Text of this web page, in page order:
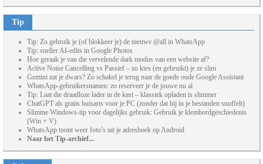
Tip
Tip: Zo gebruik je (of blokkeer je) de nieuwe @all in WhatsApp
Tip: sneller AI-edits in Google Photos
Hoe geraak je van die vervelende dark modus van een website af?
Active Noise Cancelling vs Passief – zo kies (en gebruikt) je ze slim
Gemini zat je dwars? Zo schakel je terug naar de goede oude Google Assistant
WhatsApp-gebruikersnamen: zo reserveer je de jouwe nu al
Tip: Laat die draadloze lader in de kast – klassiek opladen is slimmer
ChatGPT als gratis huisarts voor je PC (zonder dat hij in je bestanden snuffelt)
Slimme Windows-tip voor dagelijks gebruik: Gebruik je klembordgeschiedenis
(Win + V)
WhatsApp toont weer foto’s uit je adresboek op Android
Naar het Tip-archief...